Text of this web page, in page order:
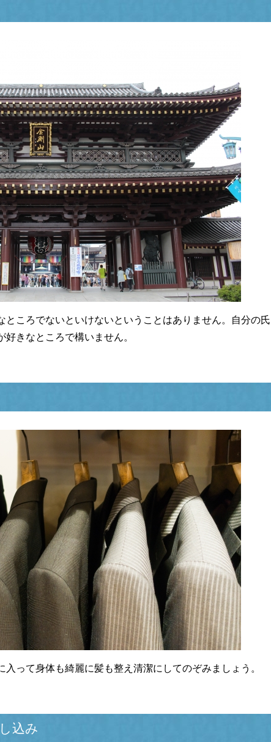
ところでないといけないということはありません。自分の氏
きなところで構いません。
入って身体も綺麗に髪も整え清潔にしてのぞみましょう。
込み